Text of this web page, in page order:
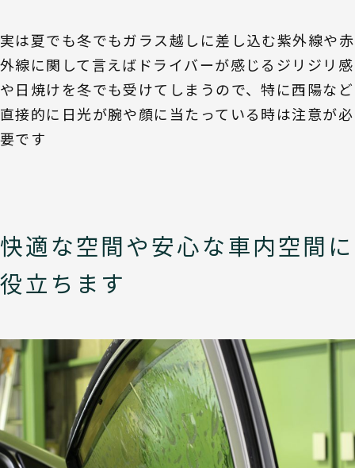
実は夏でも冬でもガラス越しに差し込む紫外線や赤
外線に関して言えばドライバーが感じるジリジリ感
や日焼けを冬でも受けてしまうので、特に西陽など
直接的に日光が腕や顔に当たっている時は注意が必
要です
快適な空間や安心な車内空間に
役立ちます